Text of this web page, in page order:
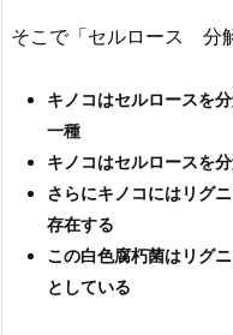
そこで「セルロース 分
キノコはセルロースを
一種
キノコはセルロースを
さらにキノコにはリグ
存在する
この白色腐朽菌はリグ
としている